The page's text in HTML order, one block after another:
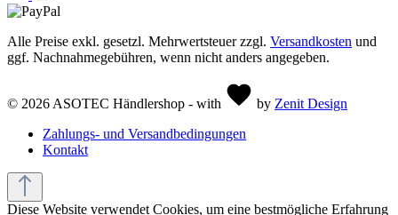
Alle Preise exkl. gesetzl. Mehrwertsteuer zzgl. Versandkosten und
ggf. Nachnahmegebühren, wenn nicht anders angegeben.
© 2026 ASOTEC Händlershop - with by Zenit Design
Zahlungs- und Versandbedingungen
Kontakt
Diese Website verwendet Cookies, um eine bestmögliche Erfahrung